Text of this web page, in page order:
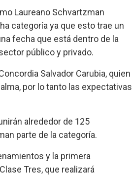
Laureano Schvartzman
categoría ya que esto trae un
fecha que está dentro de la
público y privado.
Salvador Carubia, quien
por lo tanto las expectativas
alrededor de 125
parte de la categoría.
y la primera
Tres, que realizará